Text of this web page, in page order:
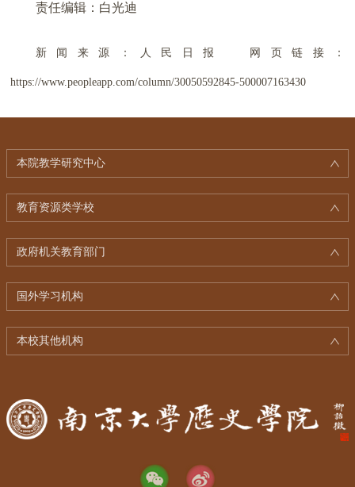
责任编辑：白光迪
新闻来源：人民日报 网页链接：
https://www.peopleapp.com/column/30050592845-500007163430
本院教学研究中心
教育资源类学校
政府机关教育部门
国外学习机构
本校其他机构